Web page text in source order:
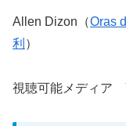
Allen Dizon（Oras
利 ）
視聴可能メディア